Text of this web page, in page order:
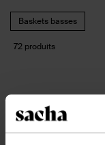
Baskets basses
72 produits
Précédent